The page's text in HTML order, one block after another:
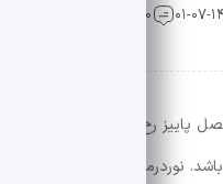
0 دیدگاه
پاییز رخ می‌دهد و جزو
نوردرمانی، مصرف مواد